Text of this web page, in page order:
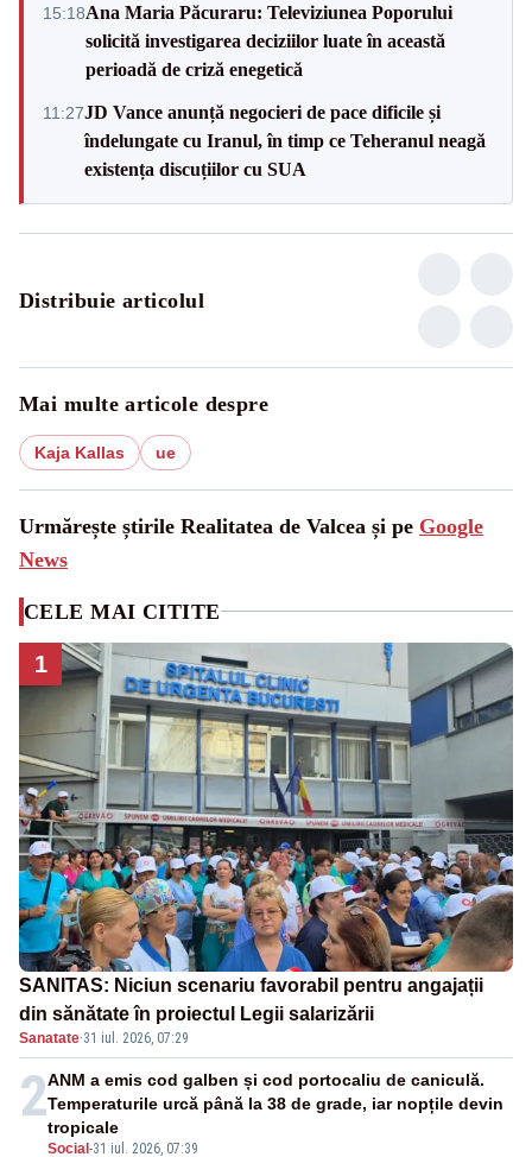
15:18Ana Maria Păcuraru: Televiziunea Poporului
solicită investigarea deciziilor luate în această
perioadă de criză enegetică
11:27JD Vance anunță negocieri de pace dificile și
îndelungate cu Iranul, în timp ce Teheranul neagă
existența discuțiilor cu SUA
Distribuie articolul
Mai multe articole despre
Kaja Kallas ue
Urmărește știrile Realitatea de Valcea și pe Google
News
CELE MAI CITITE
1
SANITAS: Niciun scenariu favorabil pentru angajații
din sănătate în proiectul Legii salarizării
Sanatate·31 iul. 2026, 07:29
2
Social -31 iul. 2026, 07:39
ANM a emis cod galben și cod portocaliu de caniculă.
Temperaturile urcă până la 38 de grade, iar nopțile devin
tropicale